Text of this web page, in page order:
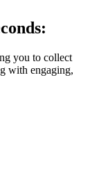
you to collect
with engaging,